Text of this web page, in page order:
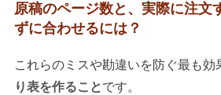
原稿のページ数と、実際に注文
ずに合わせるには？
これらのミスや勘違いを防ぐ最も効
り表を作ることです。